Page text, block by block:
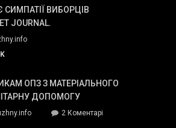
ВИБОРЦІВ
JOURNAL.
ОПЗ З МАТЕРІАЛЬНОГО
ДОПОМОГУ
2 Коментарідо